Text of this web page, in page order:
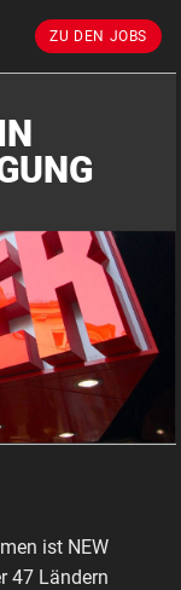
ZU DEN JOBS
ist NEW
47 Ländern